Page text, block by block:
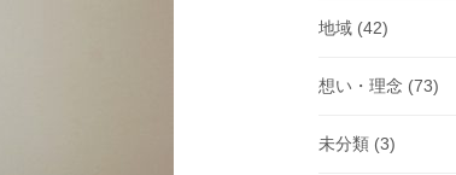
地域 (42)
想い・理念 (73)
未分類 (3)